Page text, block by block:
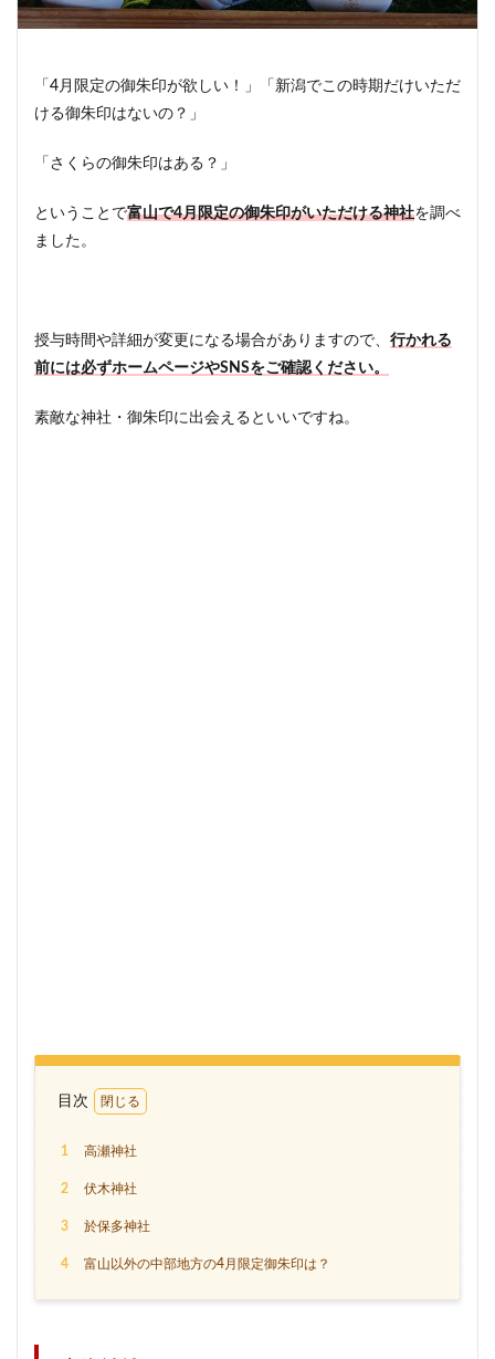
「4月限定の御朱印が欲しい！」「新潟でこの時期だけいただ
ける御朱印はないの？」
「さくらの御朱印はある？」
ということで富山で4月限定の御朱印がいただける神社を調べ
ました。
授与時間や詳細が変更になる場合がありますので、 行かれる
前には必ずホームページやSNSをご確認ください。
素敵な神社・御朱印に出会えるといいですね。
目次
1 高瀬神社
2 伏木神社
3 於保多神社
4 富山以外の中部地方の4月限定御朱印は？